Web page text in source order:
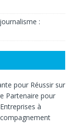
:
pour Réussir sur
Partenaire pour
à